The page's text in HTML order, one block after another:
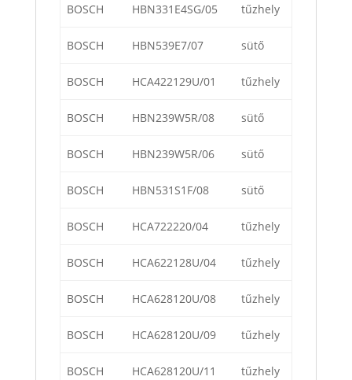
BOSCH HBN331E4SG/05 tűzhely
BOSCH HBN539E7/07 sütő
BOSCH HCA422129U/01 tűzhely
BOSCH HBN239W5R/08 sütő
BOSCH HBN239W5R/06 sütő
BOSCH HBN531S1F/08 sütő
BOSCH HCA722220/04 tűzhely
BOSCH HCA622128U/04 tűzhely
BOSCH HCA628120U/08 tűzhely
BOSCH HCA628120U/09 tűzhely
BOSCH HCA628120U/11 tűzhely